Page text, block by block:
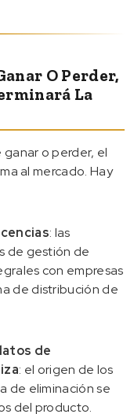
O Perder,
La
o perder, el
al mercado. Hay
: las
de gestión de
con empresas
de distribución de
de
: el origen de los
de eliminación se
del producto.